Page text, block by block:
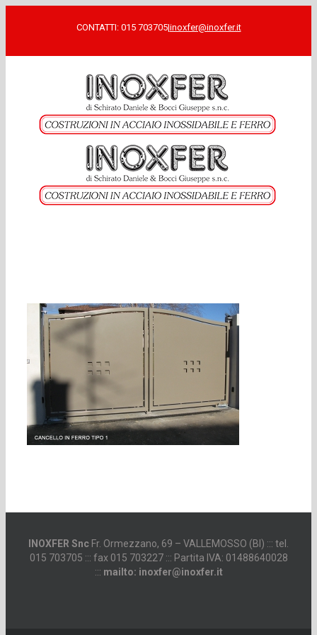
CONTATTI: 015 703705|inoxfer@inoxfer.it
INOXFER Snc Fr. Ormezzano, 69 – VALLEMOSSO (BI) ::: tel.
015 703705 ::: fax 015 703227 ::: Partita IVA: 01488640028
::: mailto: inoxfer@inoxfer.it